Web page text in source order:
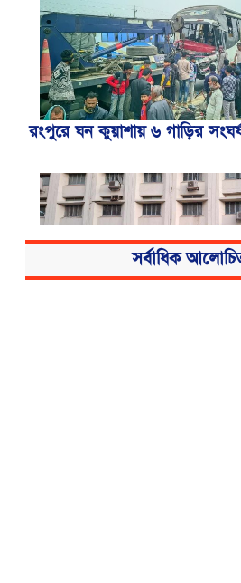
রংপুরে ঘন কুয়াশায় ৬ গাড়ির
সর্বাধিক